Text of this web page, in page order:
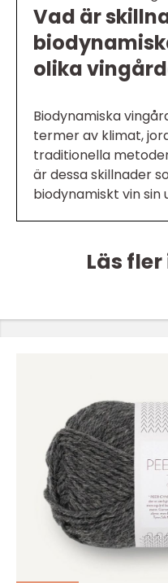
Vad är
olika
Biodynamiska
termer av klimat,
traditionella
är dessa skillnader
biodynamiskt vin sin
Läs